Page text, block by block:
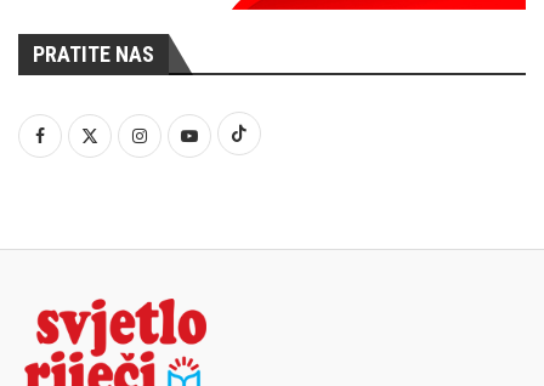
PRATITE NAS